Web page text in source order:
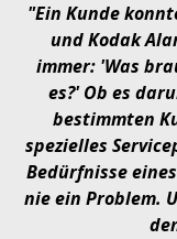
"Ein Kunde
und Kodak
immer: 'Was
es?' Ob es
bestimmten
spezielles
Bedürfnisse
nie ein Problem.